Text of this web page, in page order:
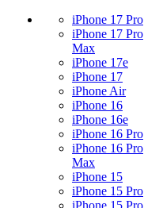
iPhone 17 Pro
iPhone 17 Pro
Max
iPhone 17e
iPhone 17
iPhone Air
iPhone 16
iPhone 16e
iPhone 16 Pro
iPhone 16 Pro
Max
iPhone 15
iPhone 15 Pro
iPhone 15 Pro